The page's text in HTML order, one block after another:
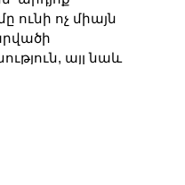
ունի ոչ միայն
այլ նաև